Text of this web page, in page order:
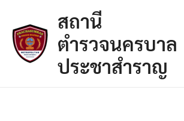
content
สถานี
ตำรวจนครบาล
ประชาสำราญ
navigation